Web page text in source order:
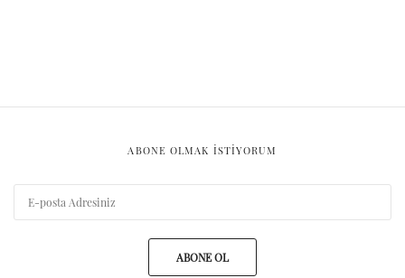
ABONE OLMAK ISTIYORUM
ABONE OL